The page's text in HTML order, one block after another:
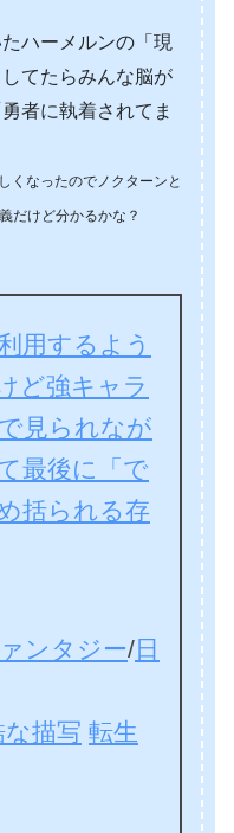
ハーメルンの「現
てたらみんな脳が
者に執着されてま
くなったのでノクターンと
だけど分かるかな？
用するよう
ど強キャラ
見られなが
最後に「で
括られる存
ンタジー/日
な描写 転生